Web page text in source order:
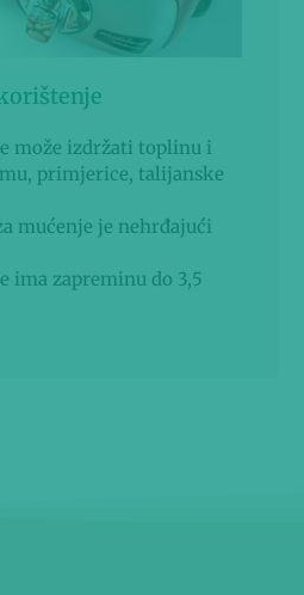
može izdržati toplinu i
primjerice, talijanske
mućenje je nehrđajući
ima zapreminu do 3,5